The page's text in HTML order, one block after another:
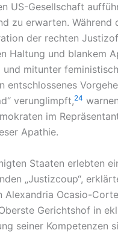
US-Gesellschaft
zu erwarten. Während
der rechten
Haltung und blankem
und mitunter
entschlossenes
verunglimpft,24
im
Apathie.
Staaten erlebten
„Justizcoup“,
Alexandria Ocasio-
Gerichtshof in
seiner Kompetenzen